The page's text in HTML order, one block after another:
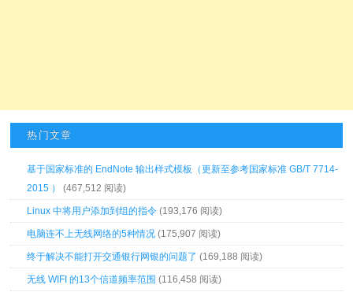
热门文章
基于国家标准的 EndNote 输出样式模板（更新至参考国家标准 GB/T 7714-
2015 ）
(467,512 阅读)
Linux 中将用户添加到组的指令 (193,176 阅读)
电脑连不上无线网络的5种情况 (175,907 阅读)
终于解决不能打开交通银行网银的问题了 (169,188 阅读)
无线 WIFI 的13个信道频率范围 (116,458 阅读)